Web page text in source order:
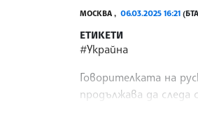
МОСКВА , 06.03.2025 16:21
ЕТИКЕТИ
#Украйна
Говорителката на
продължава да следа